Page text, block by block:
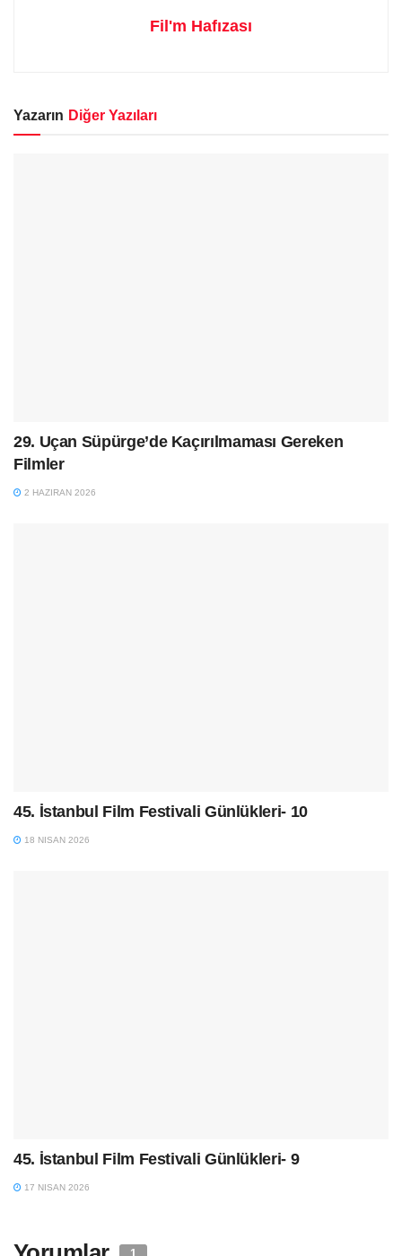
Fil'm Hafızası
Yazarın Diğer Yazıları
29. Uçan Süpürge’de Kaçırılmaması Gereken
Filmler
2 HAZIRAN 2026
45. İstanbul Film Festivali Günlükleri- 10
18 NISAN 2026
45. İstanbul Film Festivali Günlükleri- 9
17 NISAN 2026